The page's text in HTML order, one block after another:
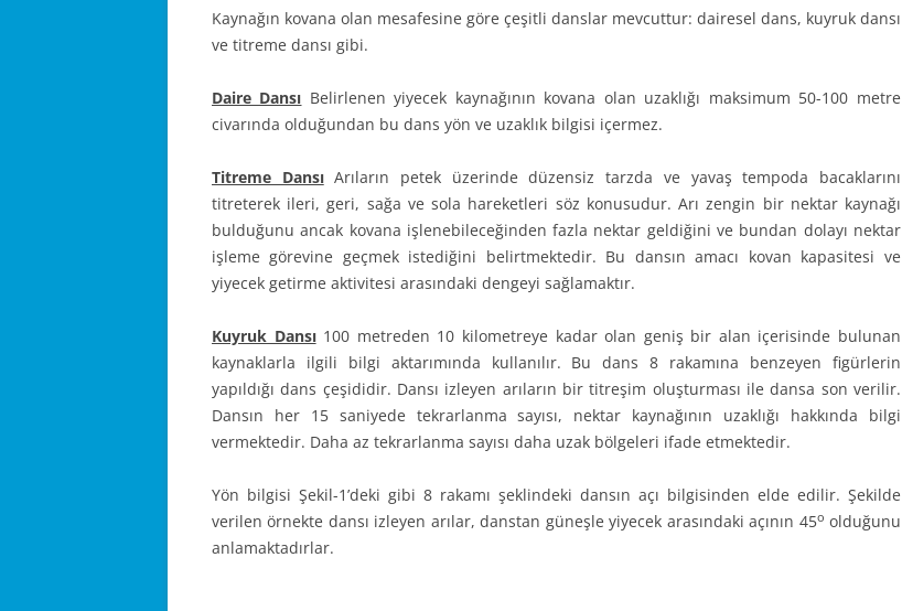
Kaynağın kovana olan mesafesine göre çeşitli danslar mevcuttur: dairesel dans, kuyruk dansı
ve titreme dansı gibi.
Daire Dansı Belirlenen yiyecek kaynağının kovana olan uzaklığı maksimum 50-100 metre
civarında olduğundan bu dans yön ve uzaklık bilgisi içermez.
Titreme DansıArıların petek üzerinde düzensiz tarzda ve yavaş tempoda bacaklarını
titreterek ileri, geri, sağa ve sola hareketleri söz konusudur. Arı zengin bir nektar kaynağı
bulduğunu ancak kovana işlenebileceğinden fazla nektar geldiğini ve bundan dolayı nektar
işleme görevine geçmek istediğini belirtmektedir. Bu dansın amacı kovan kapasitesi ve
yiyecek getirme aktivitesi arasındaki dengeyi sağlamaktır.
Kuyruk Dansı100 metreden 10 kilometreye kadar olan geniş bir alan içerisinde bulunan
kaynaklarla ilgili bilgi aktarımında kullanılır. Bu dans 8 rakamına benzeyen figürlerin
yapıldığı dans çeşididir. Dansı izleyen arıların bir titreşim oluşturması ile dansa son verilir.
Dansın her 15 saniyede tekrarlanma sayısı, nektar kaynağının uzaklığı hakkında bilgi
vermektedir. Daha az tekrarlanma sayısı daha uzak bölgeleri ifade etmektedir.
Yön bilgisi Şekil-1’deki gibi 8 rakamı şeklindeki dansın açı bilgisinden elde edilir. Şekilde
verilen örnekte dansı izleyen arılar, danstan güneşle yiyecek arasındaki açının 45o olduğunu
anlamaktadırlar.